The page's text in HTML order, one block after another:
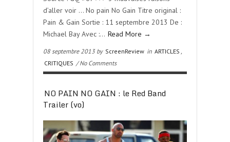
d’aller voir … No pain No Gain Titre original :
Pain & Gain Sortie : 11 septembre 2013 De :
Michael Bay Avec :… Read More →
08 septembre 2013 by ScreenReview in ARTICLES ,
CRITIQUES / No Comments
NO PAIN NO GAIN : le Red Band
Trailer (vo)